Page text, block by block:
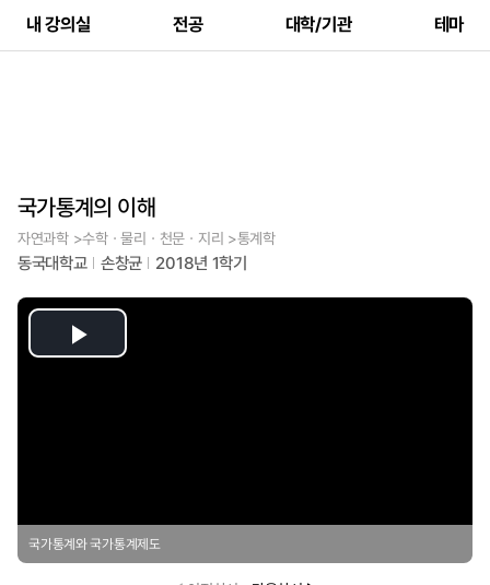
내 강의실 전공 대학/기관 테마
국가통계의 이해
자연과학 >수학ㆍ물리ㆍ천문ㆍ지리 >통계학
동국대학교 손창균 2018년 1학기
Play
국가통계와 국가통계제도